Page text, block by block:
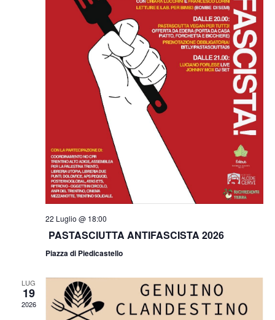
22 Luglio @ 18:00
PASTASCIUTTA ANTIFASCISTA 2026
Piazza di Piedicastello
LUG
19
2026